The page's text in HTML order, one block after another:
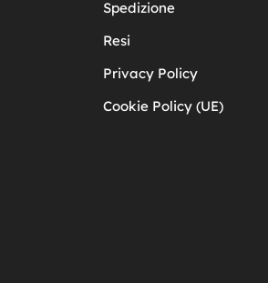
Spedizione
Resi
Privacy Policy
Cookie Policy (UE)